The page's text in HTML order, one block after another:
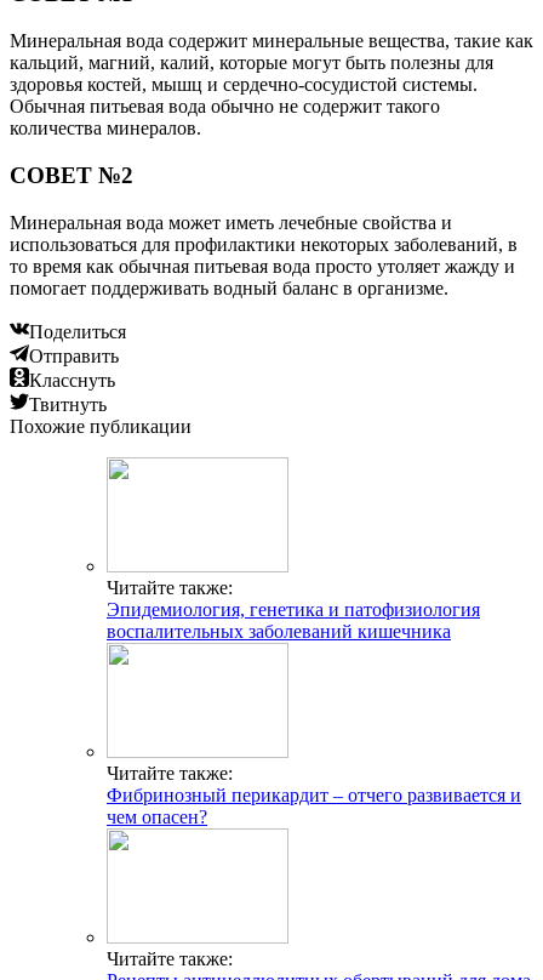
Минеральная вода содержит минеральные вещества, такие как
кальций, магний, калий, которые могут быть полезны для
здоровья костей, мышц и сердечно-сосудистой системы.
Обычная питьевая вода обычно не содержит такого
количества минералов.
СОВЕТ №2
Минеральная вода может иметь лечебные свойства и
использоваться для профилактики некоторых заболеваний, в
то время как обычная питьевая вода просто утоляет жажду и
помогает поддерживать водный баланс в организме.
Поделиться
Отправить
Класснуть
Твитнуть
Похожие публикации
Читайте также:
Эпидемиология, генетика и патофизиология
воспалительных заболеваний кишечника
Читайте также:
Фибринозный перикардит – отчего развивается и
чем опасен?
Читайте также: